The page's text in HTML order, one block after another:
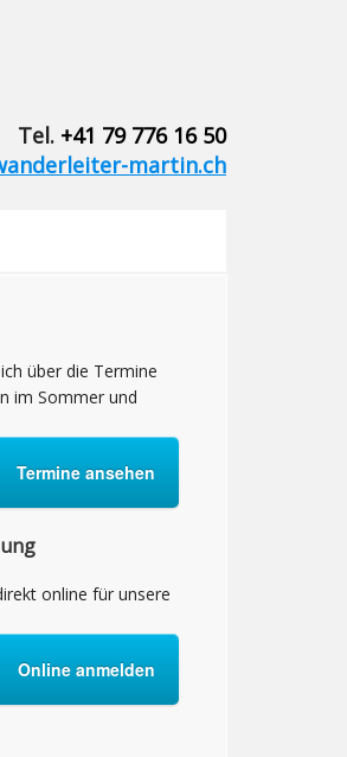
Tel. +41 79 776 16 50
martin.ch
über die Termine
im Sommer und
Termine ansehen
online für unsere
Online anmelden